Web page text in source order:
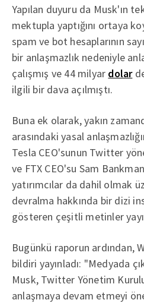
Yapılan duyuru da Musk'ın
mektupla yaptığını ortaya
spam ve bot hesaplarının
bir anlaşmazlık nedeniyle
çalışmış ve 44 milyar dolar
ilgili bir dava açılmıştı.
Buna ek olarak, yakın
arasındaki yasal
Tesla CEO'sunun Twitter
ve FTX CEO'su Sam
yatırımcılar da dahil olmak
devralma hakkında bir dizi
gösteren çeşitli metinler
Bugünkü raporun ardından,
bildiri yayınladı: "Medyada
Musk, Twitter Yönetim
anlaşmaya devam etmeyi